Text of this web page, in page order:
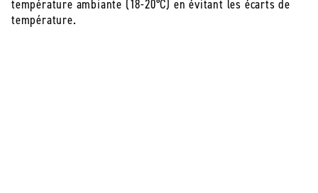
température ambiante (18-20°C) en évitant les écarts de
température.